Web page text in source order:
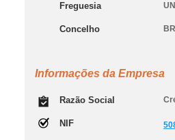
Freguesia
Concelho
Informações da Empresa
Razão Social
NIF